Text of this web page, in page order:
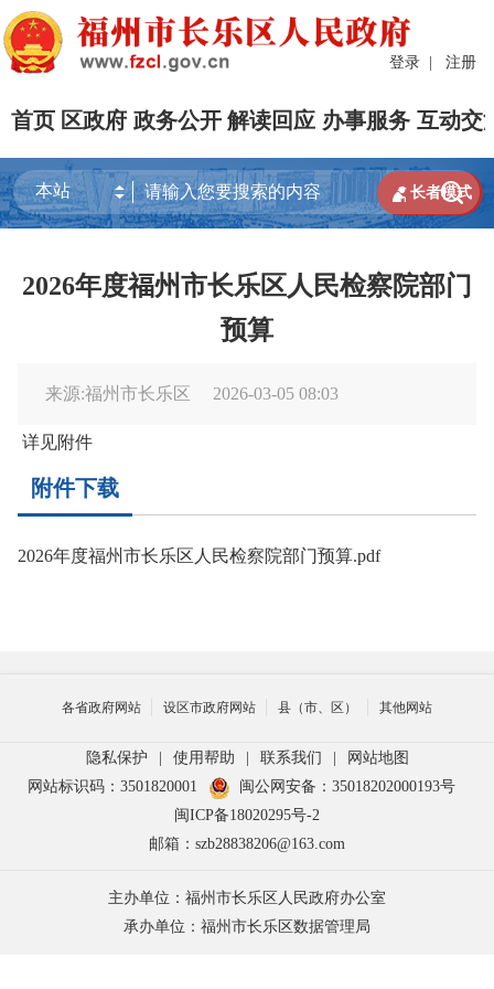
登录 | 注册
首页 区政府 政务公开 解读回应 办事服务 互动交

 长者模式
2026年度福州市长乐区人民检察院部门
预算
来源:福州市长乐区 2026-03-05 08:03
详见附件
附件下载
2026年度福州市长乐区人民检察院部门预算.pdf
各省政府网站 设区市政府网站 县（市、区） 其他网站
隐私保护 使用帮助 联系我们
网站地图
网站标识码：3501820001
闽公网安备：35018202000193号
闽ICP备18020295号-2
邮箱：szb28838206@163.com
主办单位：福州市长乐区人民政府办公室
承办单位：福州市长乐区数据管理局